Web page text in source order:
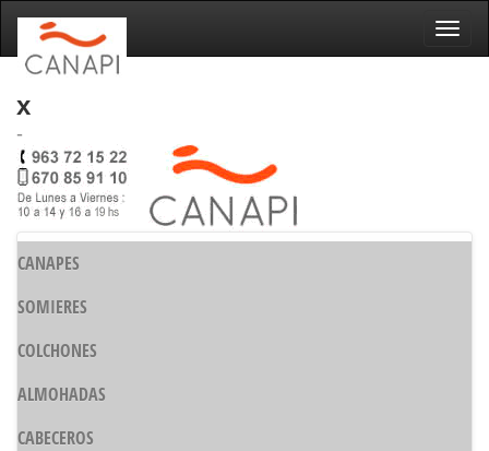
x
-
CANAPES
SOMIERES
COLCHONES
ALMOHADAS
CABECEROS